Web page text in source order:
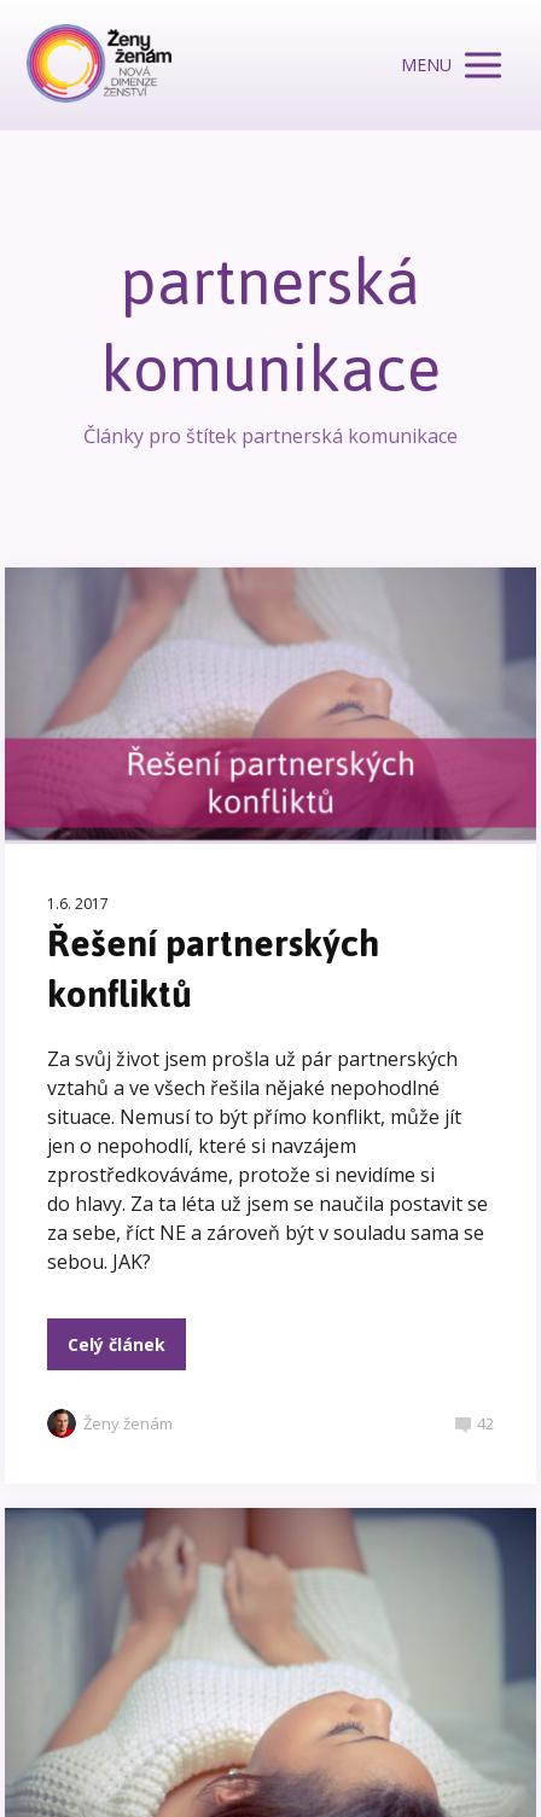
MENU
partnerská
komunikace
Články pro štítek partnerská komunikace
1.6. 2017
Řešení partnerských
konfliktů
Za svůj život jsem prošla už pár partnerských
vztahů a ve všech řešila nějaké nepohodlné
situace. Nemusí to být přímo konflikt, může jít
jen o nepohodlí, které si navzájem
zprostředkováváme, protože si nevidíme si
do hlavy. Za ta léta už jsem se naučila postavit se
za sebe, říct NE a zároveň být v souladu sama se
sebou. JAK?
Celý článek
Ženy ženám 42